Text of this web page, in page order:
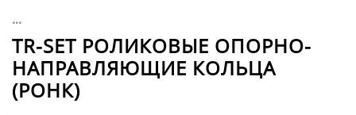
...
TR-SET РОЛИКОВЫЕ ОПОРНО-
НАПРАВЛЯЮЩИЕ КОЛЬЦА
(РОНК)